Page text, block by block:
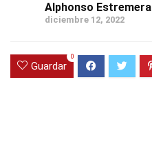
Alphonso Estremera
diciembre 12, 2022
Guardar
0